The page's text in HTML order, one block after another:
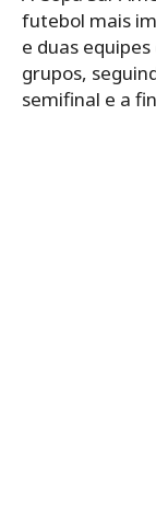
futebol mais
e duas
grupos,
semifinal e a